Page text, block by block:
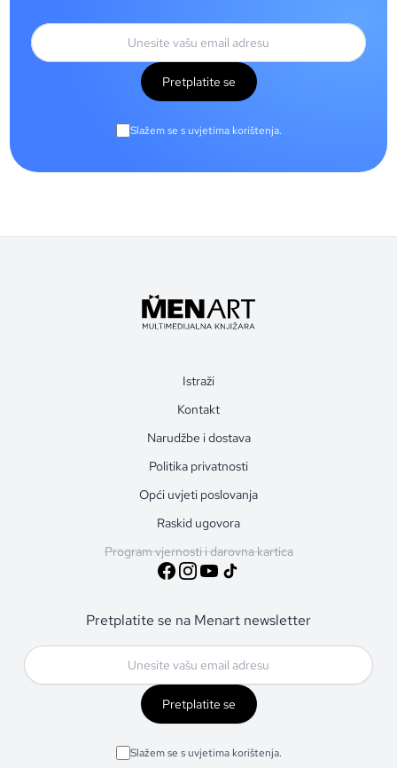
Pretplatite se
Slažem se s uvjetima korištenja.
Istraži
Kontakt
Narudžbe i dostava
Politika privatnosti
Opći uvjeti poslovanja
Raskid ugovora
Program vjernosti i darovna kartica
Pretplatite se na Menart newsletter
Pretplatite se
Slažem se s uvjetima korištenja.